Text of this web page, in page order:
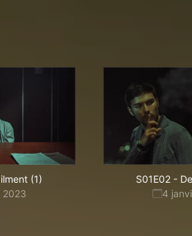
(1)
2023
S01E02 -
4